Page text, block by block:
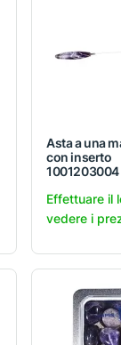
Asta a una
con inserto
1001203004
Effettuare il
vedere i